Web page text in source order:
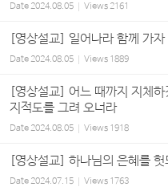
Date2024.08.05 Views2161
[영상설교] 일어나라 함께 가자
Date2024.08.05 Views 1889
[영상설교] 어느 때까지 지체
지적도를 그려 오너라
Date2024.08.05 Views 1918
[영상설교] 하나님의 은혜를
Date2024.07.15 Views 1763